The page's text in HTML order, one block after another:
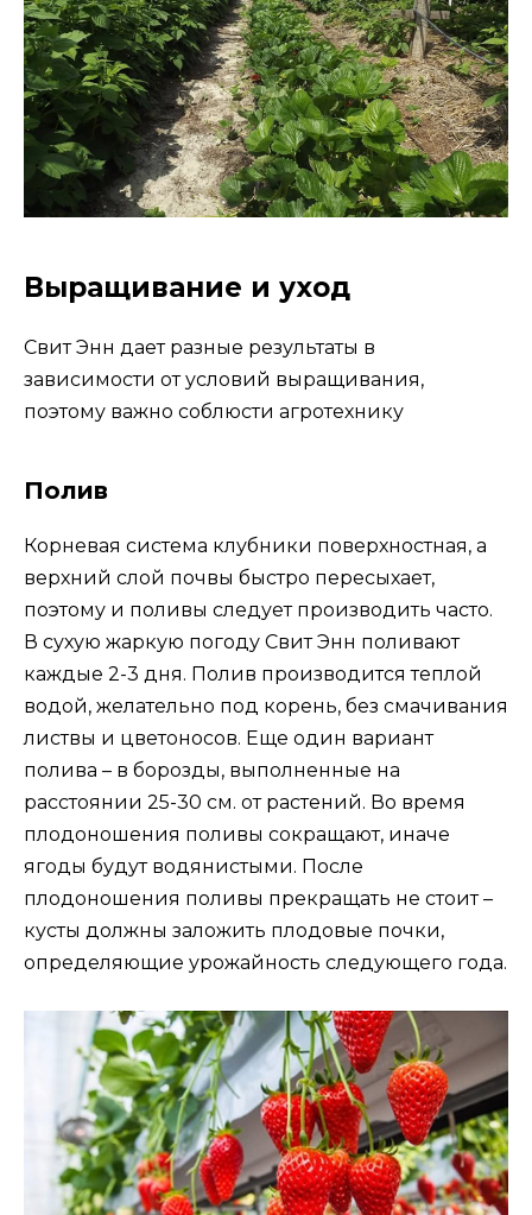
Выращивание и уход
Свит Энн дает разные результаты в
зависимости от условий выращивания,
поэтому важно соблюсти агротехнику
Полив
Корневая система клубники поверхностная, а
верхний слой почвы быстро пересыхает,
поэтому и поливы следует производить часто.
В сухую жаркую погоду Свит Энн поливают
каждые 2-3 дня. Полив производится теплой
водой, желательно под корень, без смачивания
листвы и цветоносов. Еще один вариант
полива – в борозды, выполненные на
расстоянии 25-30 см. от растений. Во время
плодоношения поливы сокращают, иначе
ягоды будут водянистыми. После
плодоношения поливы прекращать не стоит –
кусты должны заложить плодовые почки,
определяющие урожайность следующего года.